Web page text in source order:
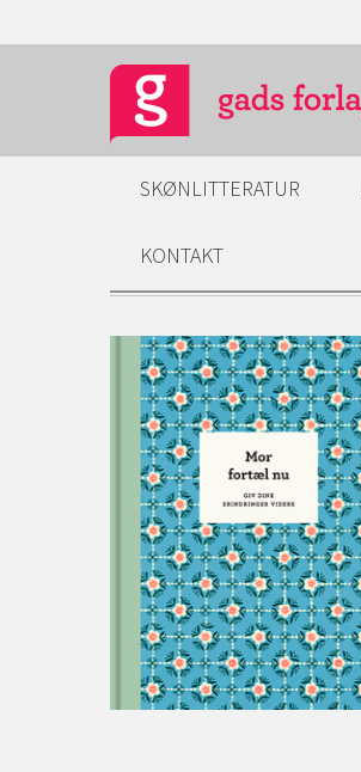
SKØNLITTERATUR
KONTAKT